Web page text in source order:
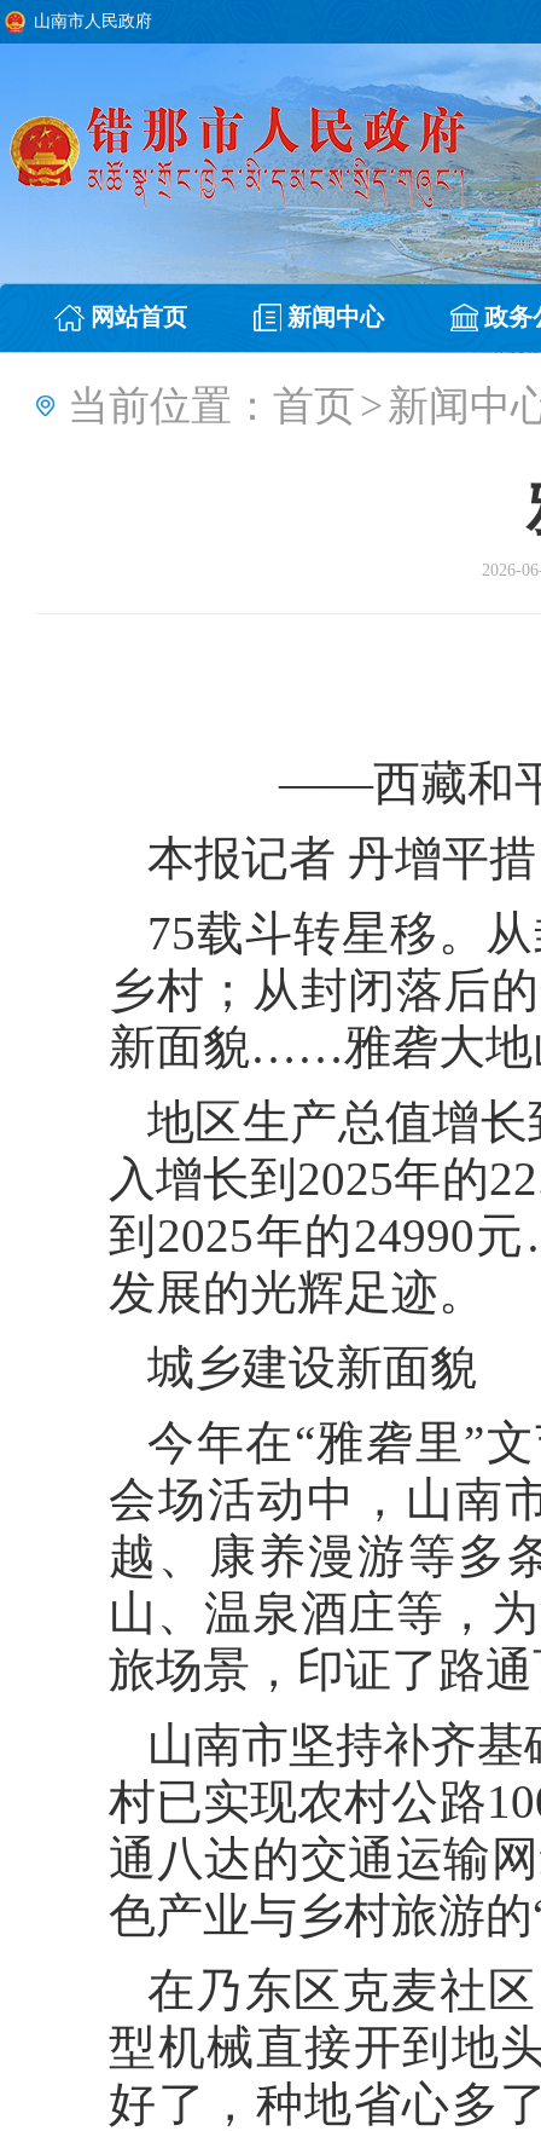
山南市人民政府
网站首页 新闻中心 政务
当前位置： 首页>新闻中
2026-
——西藏和
本报记者 丹增平
75载斗转星移。
乡村；从封闭落后
新面貌……雅砻大地
地区生产总值增长
入增长到2025年的
到2025年的24990
发展的光辉足迹。
城乡建设新面貌
今年在“雅砻里”
会场活动中，山南
越、康养漫游等多
山、温泉酒庄等，
旅场景，印证了路
山南市坚持补齐
村已实现农村公路
通八达的交通运输
色产业与乡村旅游的
在乃东区克麦社
型机械直接开到地
好了，种地省心多